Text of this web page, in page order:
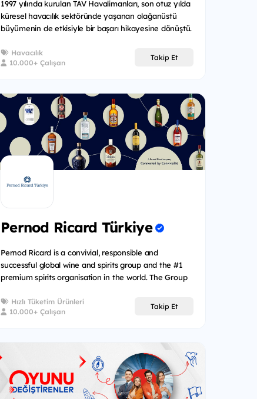
1997 yılında kurulan TAV Havalimanları, son otuz yılda
küresel havacılık sektöründe yaşanan olağanüstü
büyümenin de etkisiyle bir başarı hikayesine dönüştü.
Havacılık
10.000+ Çalışan
Takip Et
Pernod Ricard Türkiye
Pernod Ricard is a convivial, responsible and
successful global wine and spirits group and the #1
premium spirits organisation in the world. The Group
Hızlı Tüketim Ürünleri
10.000+ Çalışan
Takip Et